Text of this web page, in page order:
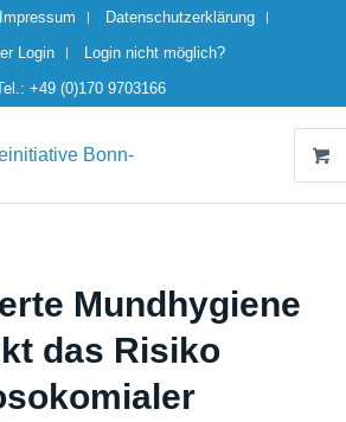
Impressum
Datenschutzerklärung
Login
Login nicht möglich?
+49 (0)170 9703166
Mundhygiene
das Risiko